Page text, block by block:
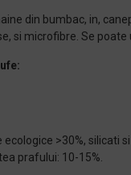
din bumbac, in,
si microfibre. Se poate
>30%, silicati
prafului: 10-15%.